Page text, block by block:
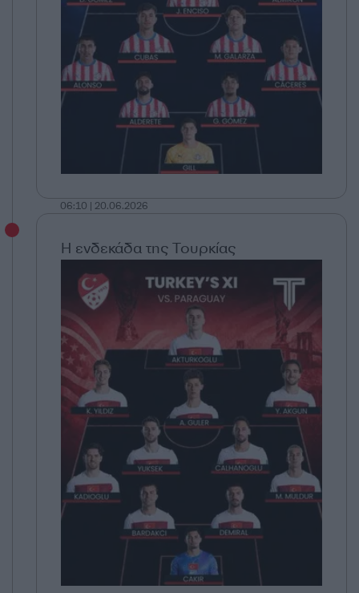
06:10 | 20.06.2026
Η ενδεκάδα της Τουρκίας